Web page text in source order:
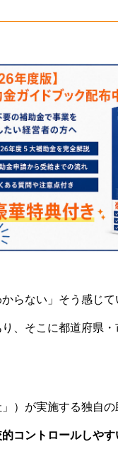
らない」そう感じ
、そこに都道府県
）が実施する独自の
コントロールしやす